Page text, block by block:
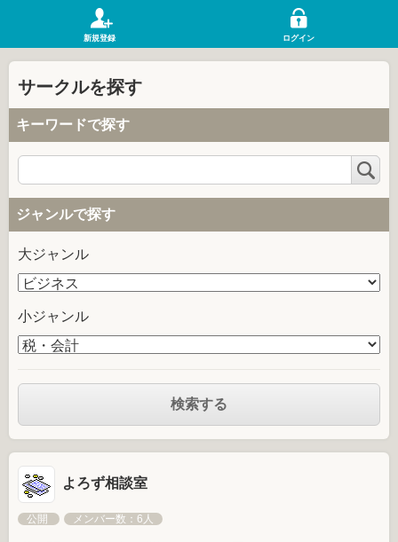
新規登録 ログイン
サークルを探す
キーワードで探す
ジャンルで探す
大ジャンル
小ジャンル
よろず相談室
公開 メンバー数：6人